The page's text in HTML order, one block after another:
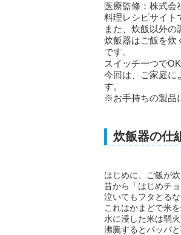
医療監修：株式会
料理レシピサイト
また、炊飯以外の
炊飯器はご飯を炊
です。
スイッチ一つで
今回は、ご家庭に
す。
※お手持ちの製品
炊飯器の仕
はじめに、ご飯が
昔から「はじめチ
泣いてもフタとる
これはかまどで米
水に浸した米は弱
沸騰するとパッパ